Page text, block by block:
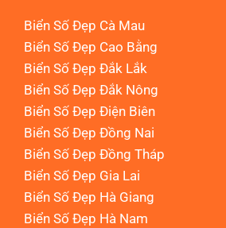
Biển Số Đẹp Cà Mau
Biển Số Đẹp Cao Bằng
Biển Số Đẹp Đắk Lắk
Biển Số Đẹp Đắk Nông
Biển Số Đẹp Điện Biên
Biển Số Đẹp Đồng Nai
Biển Số Đẹp Đồng Tháp
Biển Số Đẹp Gia Lai
Biển Số Đẹp Hà Giang
Biển Số Đẹp Hà Nam